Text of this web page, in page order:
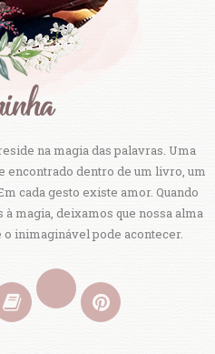
na magia das palavras. Uma
encontrado dentro de um livro, um
cada gesto existe amor. Quando
magia, deixamos que nossa alma
inimaginável pode acontecer.